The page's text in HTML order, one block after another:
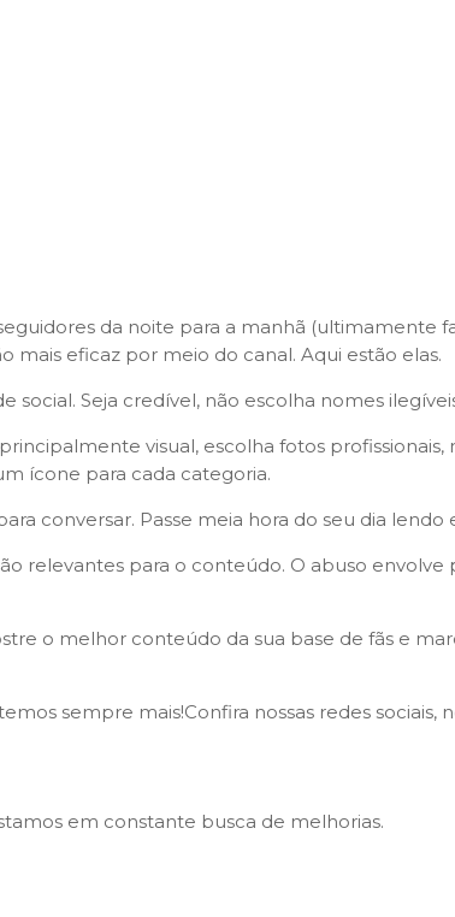
da noite para a manhã (ultimamente
mais eficaz por meio do canal. Aqui estão elas.
Seja credível, não escolha nomes
visual, escolha fotos
ícone para cada categoria.
conversar. Passe meia hora do seu dia
relevantes para o conteúdo. O abuso
o melhor conteúdo da sua base de fãs e
sempre mais!Confira nossas redes
em constante busca de melhorias.